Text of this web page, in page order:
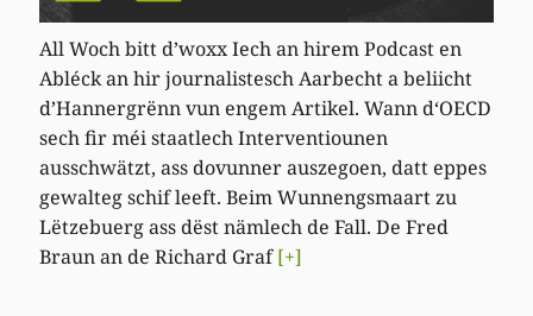
All Woch bitt d’woxx Iech an hirem Podcast en
Abléck an hir journalistesch Aarbecht a beliicht
d’Hannergrënn vun engem Artikel. Wann d‘OECD
sech fir méi staatlech Interventiounen
ausschwätzt, ass dovunner auszegoen, datt eppes
gewalteg schif leeft. Beim Wunnengsmaart zu
Lëtzebuerg ass dëst nämlech de Fall. De Fred
Braun an de Richard Graf[+]